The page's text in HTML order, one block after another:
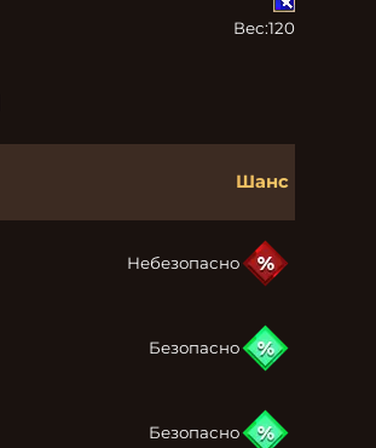
Вес:120
Шанс
Небезопасно
Безопасно
Безопасно